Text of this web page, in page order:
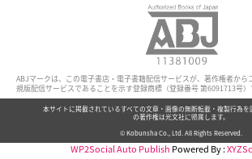
ABJマークは、この電子書店・電子書籍配信サービスが、著作権者から
規版配信サービスであることを示す登録商標（登録番号 第6091713号）
本サイトに掲載されているすべての文章・画像の無断転載・複製行為を
の著作権は光文社に帰属します。
© Kobunsha Co., Ltd. All Rights Reserved.
WP2Social Auto Publish Powered By :